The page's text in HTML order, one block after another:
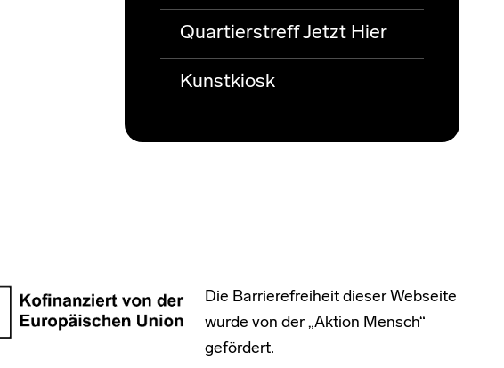
Quartierstreff Jetzt Hier
Kunstkiosk
Die Barrierefreiheit dieser Webseite
wurde von der „Aktion Mensch“
gefördert.